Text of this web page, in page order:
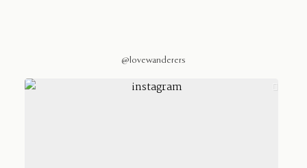
@lovewanderers